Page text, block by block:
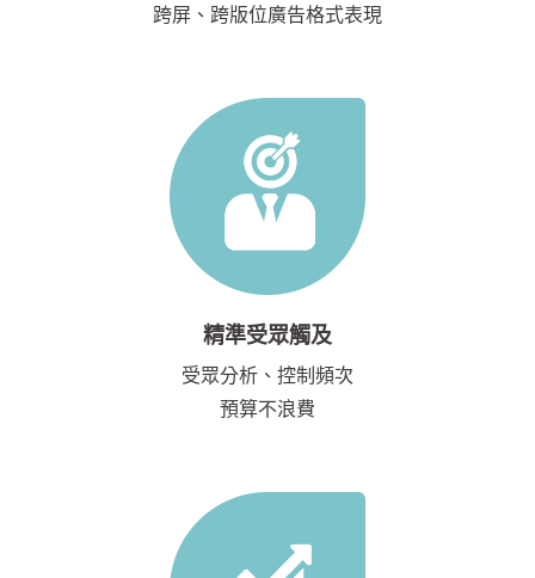
跨屏、跨版位廣告格式表現
精準受眾觸及
受眾分析、控制頻次
預算不浪費